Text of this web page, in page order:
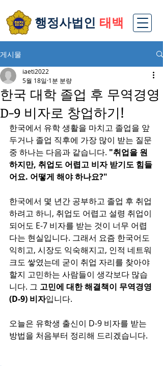
​행정사법인 태백
게시물
한국 대학 졸업 후 무역경영
D-9 비자로 창업하기!
iaeti2022
5월 18일 1분 분량
한국에서 유학 생활을 마치고 졸업을 앞
두거나 졸업 직후에 가장 많이 받는 질문
중 하나는 다음과 같습니다. "취업을 원
하지만, 취업도 어렵고 비자 받기도 힘들
어요. 어떻게 해야 하나요?"
한국에서 몇 년간 공부하고 졸업 후 취업
하려고 하니, 취업도 어렵고 설령 취업이
되어도 E-7 비자를 받는 것이 너무 어렵
다는 현실입니다. 그래서 요즘 한국어도
익히고, 시장도 익숙해지고, 인적 네트워
크도 쌓였는데 굳이 취업 자리를 찾아야
할지 고민하는 사람들이 생각보다 많습
니다. 그 고민에 대한 해결책이 무역경영
(D-9) 비자입니다.
오늘은 유학생 출신이 D-9 비자를 받는
방법을 처음부터 정리해 드리겠습니다.